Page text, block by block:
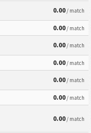
0.00/ match
0.00/ match
0.00/ match
0.00/ match
0.00/ match
0.00/ match
0.00/ match